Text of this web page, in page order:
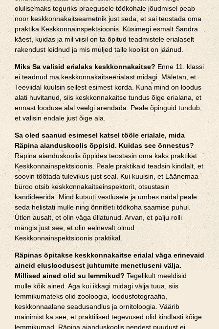
olulisemaks teguriks praegusele töökohale jõudmisel peab
noor keskkonnakaitseametnik just seda, et sai teostada oma
praktika Keskkonnainspektsioonis. Küsimegi esmalt Sandra
käest, kuidas ja mil viisil on ta õpitud teadmistele erialaselt
rakendust leidnud ja mis muljed talle koolist on jäänud.
Miks Sa valisid erialaks keskkonnakaitse? Enne 11. klassi
ei teadnud ma keskkonnakaitseerialast midagi. Mäletan, et
Teeviidal kuulsin sellest esimest korda. Kuna mind on loodus
alati huvitanud, siis keskkonnakaitse tundus õige erialana, et
ennast looduse alal veelgi arendada. Peale õpinguid tundub,
et valisin endale just õige ala.
Sa oled saanud esimesel katsel tööle erialale, mida
Räpina aianduskoolis õppisid. Kuidas see õnnestus?
Räpina aianduskoolis õppides teostasin oma kaks praktikat
Keskkonnainspektsioonis. Peale praktikaid teadsin kindlalt, et
soovin töötada tulevikus just seal. Kui kuulsin, et Läänemaa
büroo otsib keskkonnakaitseinspektorit, otsustasin
kandideerida. Mind kutsuti vestlusele ja umbes nädal peale
seda helistati mulle ning õnnitleti töökoha saamise puhul.
Ütlen ausalt, et olin väga üllatunud. Arvan, et palju rolli
mängis just see, et olin eelnevalt olnud
Keskkonnainspektsioonis praktikal.
Räpinas õpitakse keskkonnakaitse erialal väga erinevaid
aineid elusloodusest juhtumite menetluseni välja.
Millised ained olid su lemmikud? Tegelikult meeldisid
mulle kõik ained. Aga kui ikkagi midagi välja tuua, siis
lemmikumateks olid zooloogia, loodusfotograafia,
keskkonnaalane seadusandlus ja ornitoloogia. Väärib
mainimist ka see, et praktilised tegevused olid kindlasti kõige
lemmikumad. Räpina aianduskoolis nendest puudust ei